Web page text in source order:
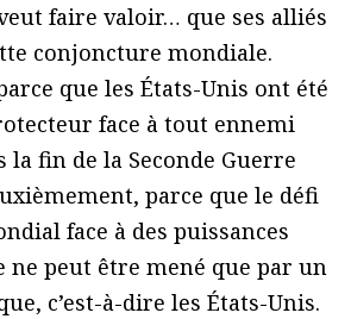
faire valoir… que ses alliés
conjoncture mondiale.
que les États-Unis ont été
face à tout ennemi
fin de la Seconde Guerre
parce que le défi
face à des puissances
ne peut être mené que par un
c’est-à-dire les États-Unis.